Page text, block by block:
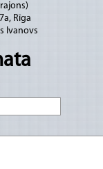
kruīzi
Rīga
Ivanovs